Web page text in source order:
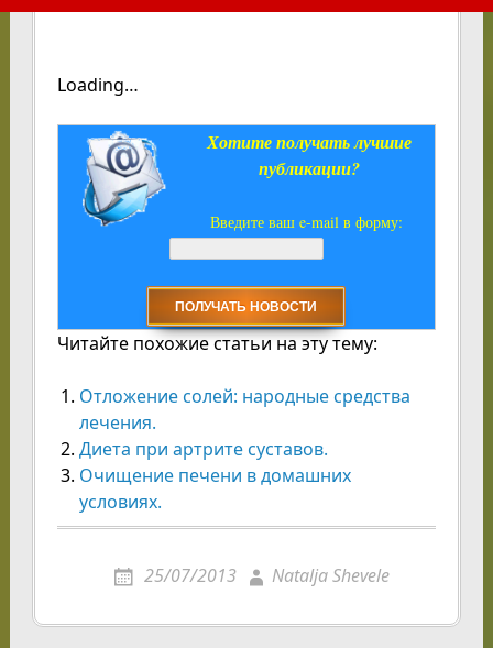
Loading…
Хотите получать лучшие
публикации?
Введите ваш e-mail в форму:
Читайте похожие статьи на эту тему:
Отложение солей: народные средства
лечения.
Диета при артрите суставов.
Очищение печени в домашних
условиях.
25/07/2013 Natalja Shevele